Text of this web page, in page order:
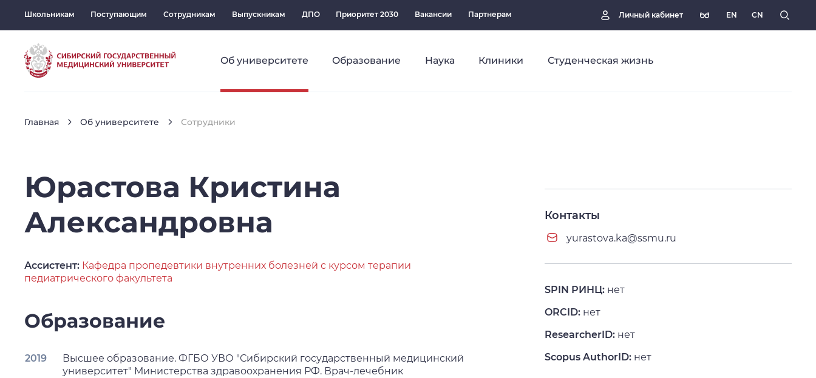
Школьникам Поступающим Сотрудникам Выпускникам ДПО Приоритет 2030 Вакансии Партнерам Личный кабинет EN CN
Об университете Образование Наука Клиники Студенческая жизнь
Главная Об университете Сотрудники
Юрастова Кристина
Александровна
Ассистент: Кафедра пропедевтики внутренних болезней с курсом терапии
педиатрического факультета
Образование
2019
Высшее образование. ФГБО УВО "Сибирский государственный медицинский
университет" Министерства здравоохранения РФ. Врач-лечебник
Контакты
yurastova.ka@ssmu.ru
SPIN РИНЦ: нет
ORCID: нет
ResearcherID: нет
Scopus AuthorID: нет